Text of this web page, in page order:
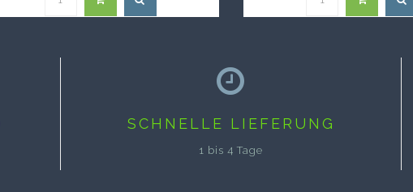
SCHNELLE LIEFERUNG
1 bis 4 Tage